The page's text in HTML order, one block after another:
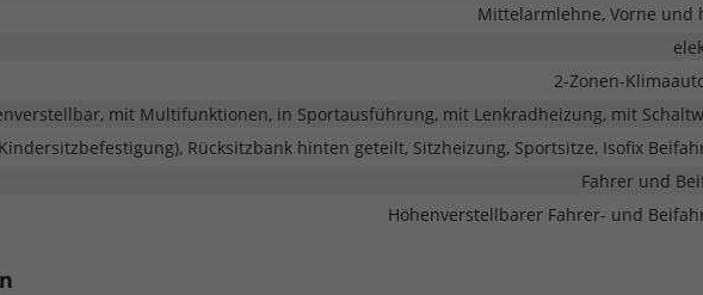
Mittelarmlehne, Vorne und
2-Zonen-
mit Multifunktionen, in Sportausführung, mit Lenkradheizung, mit
Rücksitzbank hinten geteilt, Sitzheizung, Sportsitze, Isofix
Fahrer und
Höhenverstellbarer Fahrer- und